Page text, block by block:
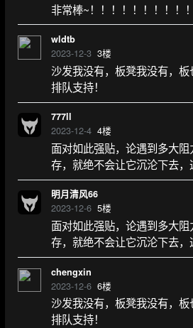
非常棒~！！！！！！！！！！
wldtb
2023-12-3 3楼
沙发我没有，板凳我没有，
排队支持！
777ll
2023-12-4 4楼
面对如此强贴，论遇到多大
存，就绝不会让它沉沦下去，
明月清风66
2023-12-6 5楼
面对如此强贴，论遇到多大
存，就绝不会让它沉沦下去，
chengxin
2023-12-6 6楼
沙发我没有，板凳我没有，
排队支持！